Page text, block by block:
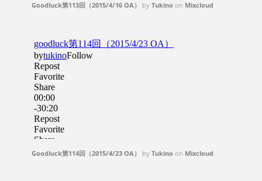
Goodluck第113回（2015/4/16 OA） by Tukino on Mixcloud
Goodluck第114回（2015/4/23 OA） by Tukino on Mixcloud